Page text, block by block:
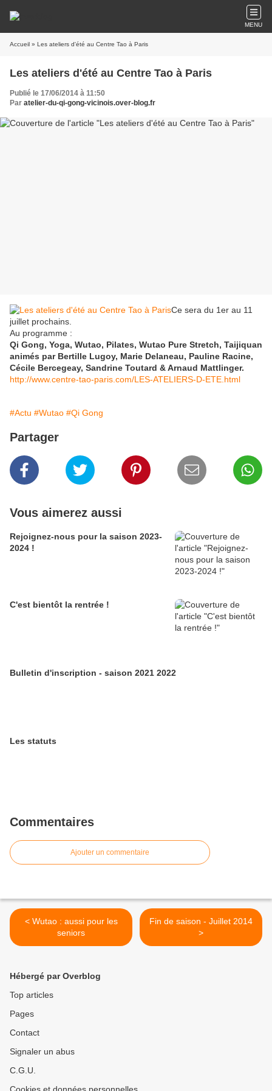
MENU
Accueil » Les ateliers d'été au Centre Tao à Paris
Les ateliers d'été au Centre Tao à Paris
Publié le 17/06/2014 à 11:50
Par atelier-du-qi-gong-vicinois.over-blog.fr
Ce sera du 1er au 11
juillet prochains.
Au programme :
Qi Gong, Yoga, Wutao, Pilates, Wutao Pure Stretch, Taijiquan
animés par Bertille Lugoy, Marie Delaneau, Pauline Racine,
Cécile Bercegeay, Sandrine Toutard & Arnaud Mattlinger.
http://www.centre-tao-paris.com/LES-ATELIERS-D-ETE.html
#Actu #Wutao #Qi Gong
Partager
Vous aimerez aussi
Rejoignez-nous pour la saison 2023-
2024 !
C'est bientôt la rentrée !
Bulletin d'inscription - saison 2021 2022
Les statuts
Commentaires
Ajouter un commentaire
< Wutao : aussi pour les
seniors
Fin de saison - Juillet 2014
>
Hébergé par Overblog
Top articles
Pages
Contact
Signaler un abus
C.G.U.